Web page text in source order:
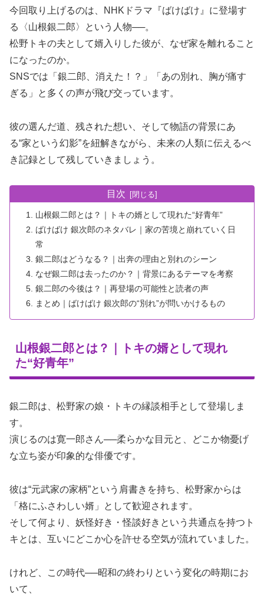
今回取り上げるのは、NHKドラマ『ばけばけ』に登場す
る〈山根銀二郎〉という人物──。
松野トキの夫として婿入りした彼が、なぜ家を離れること
になったのか。
SNSでは「銀二郎、消えた！？」「あの別れ、胸が痛す
ぎる」と多くの声が飛び交っています。
彼の選んだ道、残された想い、そして物語の背景にあ
る“家という幻影”を紐解きながら、未来の人類に伝えるべ
き記録として残していきましょう。
目次
山根銀二郎とは？｜トキの婿として現れた“好青年”
ばけばけ 銀次郎のネタバレ｜家の苦境と崩れていく日
常
銀二郎はどうなる？｜出奔の理由と別れのシーン
なぜ銀二郎は去ったのか？｜背景にあるテーマを考察
銀二郎の今後は？｜再登場の可能性と読者の声
まとめ｜ばけばけ 銀次郎の“別れ”が問いかけるもの
山根銀二郎とは？｜トキの婿として現れ
た“好青年”
銀二郎は、松野家の娘・トキの縁談相手として登場しま
す。
演じるのは寛一郎さん──柔らかな目元と、どこか物憂げ
な立ち姿が印象的な俳優です。
彼は“元武家の家柄”という肩書きを持ち、松野家からは
「格にふさわしい婿」として歓迎されます。
そして何より、妖怪好き・怪談好きという共通点を持つト
キとは、互いにどこか心を許せる空気が流れていました。
けれど、この時代──昭和の終わりという変化の時期にお
いて、